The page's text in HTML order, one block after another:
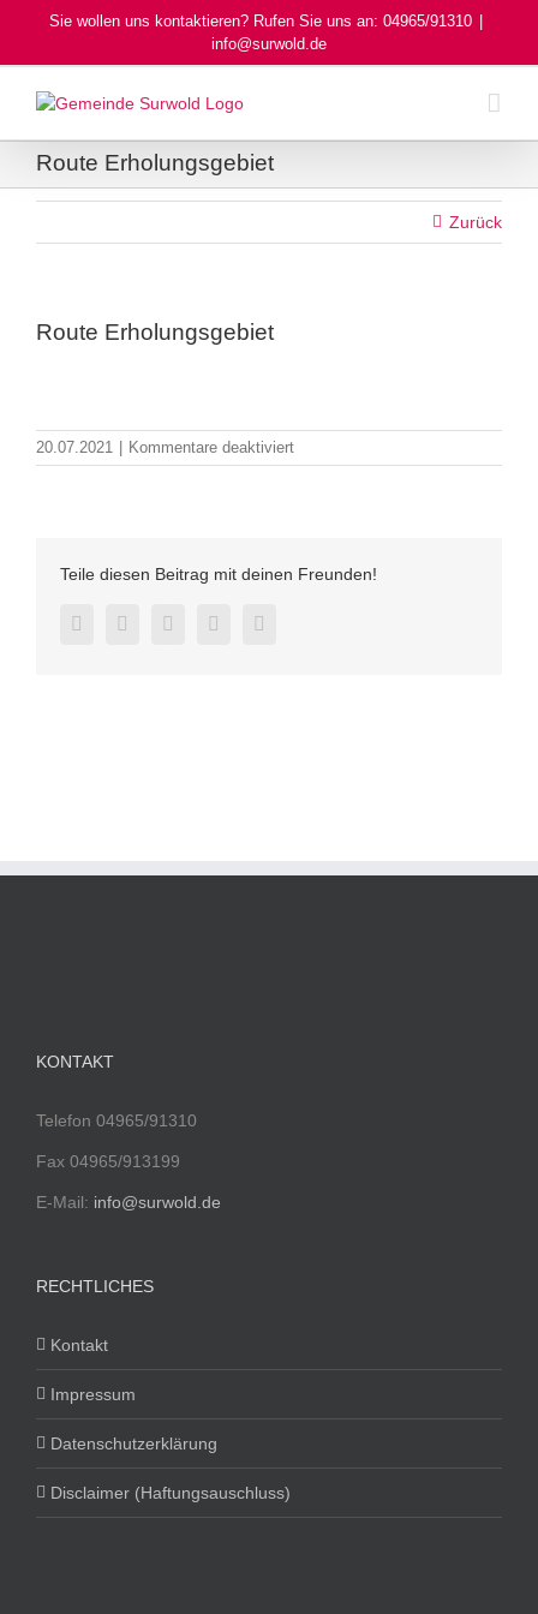
Sie wollen uns kontaktieren? Rufen Sie uns an: 04965/91310
info@surwold.de
Route Erholungsgebiet
Zurück
Route Erholungsgebiet
20.07.2021 | Kommentare deaktiviertfür
Route
Teile diesen Beitrag mit deinen Freunden!
FacebookTwitter LinkedInPinterest
KONTAKT
Telefon 04965/91310
Fax 04965/913199
E-Mail: info@surwold.de
RECHTLICHES
Kontakt
Impressum
Datenschutzerklärung
Disclaimer (Haftungsauschluss)